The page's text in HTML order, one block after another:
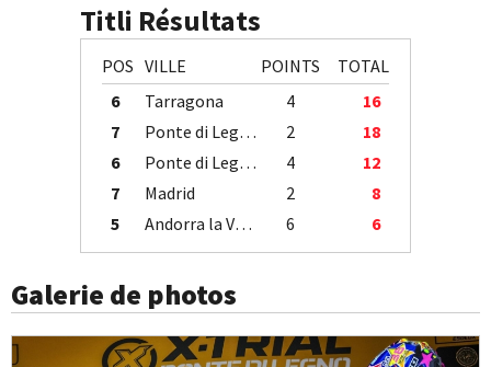
Titli Résultats
POS VILLE POINTS
TOTAL
6
Tarragona 4
16
7
Ponte di Legno 2
18
6
Ponte di Legno 4
12
7
Madrid 2
8
5
Andorra la Vella 6 6
Galerie de photos